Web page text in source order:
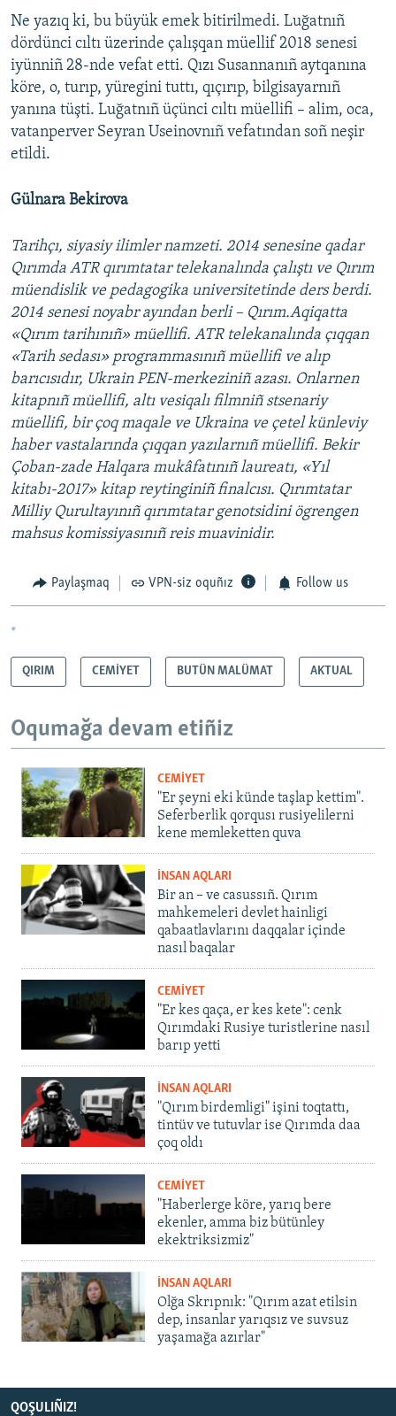
Ne yazıq ki, bu büyük emek bitirilmedi. Luğatnıñ
dördünci cıltı üzerinde çalışqan müellif 2018 senesi
iyünniñ 28-nde vefat etti. Qızı Susannanıñ aytqanına
köre, o, turıp, yüregini tuttı, qıçırıp, bilgisayarnıñ
yanına tüşti. Luğatnıñ üçünci cıltı müellifi – alim, oca,
vatanperver Seyran Useinovnıñ vefatından soñ neşir
etildi.
Gülnara Bekirova
Tarihçı, siyasiy ilimler namzeti. 2014 senesine qadar
Qırımda ATR qırımtatar telekanalında çalıştı ve Qırım
müendislik ve pedagogika universitetinde ders berdi.
2014 senesi noyabr ayından berli – Qırım.Aqiqatta
«Qırım tarihınıñ» müellifi. ATR telekanalında çıqqan
«Tarih sedası» programmasınıñ müellifi ve alıp
barıcısıdır, Ukrain PEN-merkeziniñ azası. Onlarnen
kitapnıñ müellifi, altı vesiqalı filmniñ stsenariy
müellifi, bir çoq maqale ve Ukraina ve çetel künleviy
haber vastalarında çıqqan yazılarnıñ müellifi. Bekir
Çoban-zade Halqara mukâfatınıñ laureatı, «Yıl
kitabı-2017» kitap reytinginiñ finalcısı. Qırımtatar
Milliy Qurultayınıñ qırımtatar genotsidini ögrengen
mahsus komissiyasınıñ reis muavinidir.
Paylaşmaq VPN-siz oquñız Follow us
*
QIRIM CEMİYET BUTÜN MALÜMAT AKTUAL
Oqumağa devam etiñiz
CEMİYET
"Er şeyni eki künde taşlap kettim".
Seferberlik qorqusı rusiyelilerni
kene memleketten quva
İNSAN AQLARI
Bir an – ve casussıñ. Qırım
mahkemeleri devlet hainligi
qabaatlavlarını daqqalar içinde
nasıl baqalar
CEMİYET
"Er kes qaça, er kes kete": cenk
Qırımdaki Rusiye turistlerine nasıl
barıp yetti
İNSAN AQLARI
"Qırım birdemligi" işini toqtattı,
tintüv ve tutuvlar ise Qırımda daa
çoq oldı
CEMİYET
"Haberlerge köre, yarıq bere
ekenler, amma biz bütünley
ekektriksizmiz"
İNSAN AQLARI
Olğa Skrıpnık: "Qırım azat etilsin
dep, insanlar yarıqsız ve suvsuz
yaşamağa azırlar"
QOŞULIÑIZ!